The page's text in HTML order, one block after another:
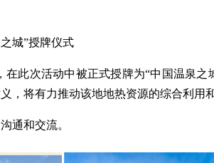
城”授牌仪式
次活动中被正式授牌为“中国温泉之
，将有力推动该地地热资源的综合利用
通和交流。